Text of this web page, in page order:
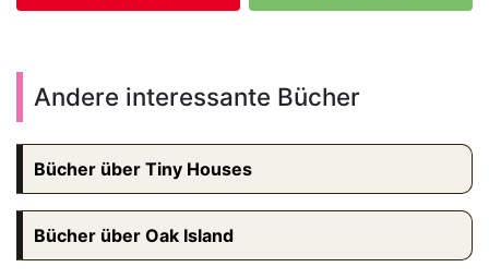
Andere interessante Bücher
Bücher über Tiny Houses
Bücher über Oak Island